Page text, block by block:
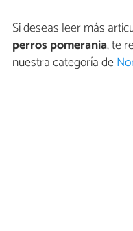
Si deseas leer más
perros pomerania, te
nuestra categoría de